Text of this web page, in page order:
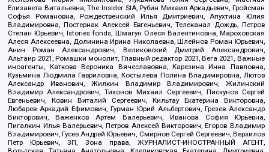
Елизавета Витальевна, The Insider SIA, Рубин Михаил Аркадьевич, Гройсман
Софья Романовна, Рождественский Илья Дмитриевич, Апухтина Юлия
Владимировна, Постернак Алексей Евгеньевич, Телеканал Дождь, Петров
Степан Юрьевич, Istories fonds, Шмагун Олеся Валентиновна, Мароховская
Алеся Алексеевна, Долинина Ирина Николаевна, Шлейнов Роман Юрьевич,
Анин Роман Александрович, Великовский Дмитрий Александрович,
Альтаир 2021, Ромашки монолит, Главный редактор 2021, Вега 2021, Важные
иноагенты, Каткова Вероника Вячеславовна, Карезина Инна Павловна,
Кузьмина Людмила Гавриловна, Костылева Полина Владимировна, Лютов
Александр Иванович, Жилкин Владимир Владимирович, Жилинский
Владимир Александрович, Тихонов Михаил Сергеевич, Пискунов Сергей
Евгеньевич, Ковин Виталий Сергеевич, Кильтау Екатерина Викторовна,
Любарев Аркадий Ефимович, Гурман Юрий Альбертович, Грезев Александр
Викторович, Важенков Артем Валерьевич, Иванова София Юрьевна,
Пигалкин Илья Валерьевич, Петров Алексей Викторович, Егоров Владимир
Владимирович, Гусев Андрей Юрьевич, Смирнов Сергей Сергеевич, Верзилов
Петр Юрьевич, ЗП, Зона права, ЖУРНАЛИСТ-ИНОСТРАННЫЙ АГЕНТ,